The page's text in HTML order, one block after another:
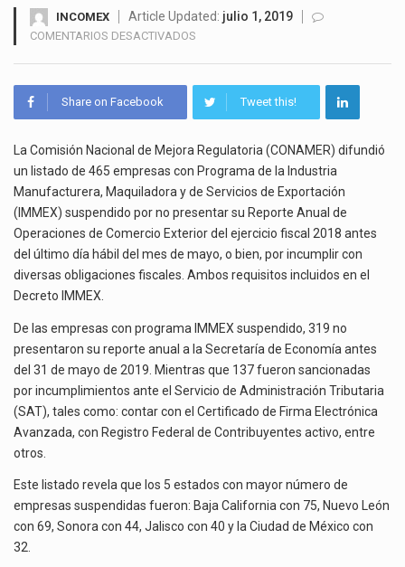
Los créditos fiscales determinados a empresas IMMEX rara vez nacen de una interpretación equivocada de…
La inversión fija bruta en México registró un aumento de 1.1% interanual en mayo de…
El gobierno de Estados Unidos anunciará un arancel del 15 % sobre los productos fabricados…
El Departamento de Agricultura de Estados Unidos (USDA) suspendió el 5 de agosto de 2026…
INCOMEX Article Updated: julio 1, 2019
COMENTARIOS DESACTIVADOS
456
IMMEX
SUSPENDIDAS
POR
PRESENTAR
REPORTE
ANUAL
Share on Facebook Tweet this!
La Comisión Nacional de Mejora Regulatoria (CONAMER) difundió
un listado de 465 empresas con Programa de la Industria
Manufacturera, Maquiladora y de Servicios de Exportación
(IMMEX) suspendido por no presentar su Reporte Anual de
Operaciones de Comercio Exterior del ejercicio fiscal 2018 antes
del último día hábil del mes de mayo, o bien, por incumplir con
diversas obligaciones fiscales. Ambos requisitos incluidos en el
Decreto IMMEX.
De las empresas con programa IMMEX suspendido, 319 no
presentaron su reporte anual a la Secretaría de Economía antes
del 31 de mayo de 2019. Mientras que 137 fueron sancionadas
por incumplimientos ante el Servicio de Administración Tributaria
(SAT), tales como: contar con el Certificado de Firma Electrónica
Avanzada, con Registro Federal de Contribuyentes activo, entre
otros.
Este listado revela que los 5 estados con mayor número de
empresas suspendidas fueron: Baja California con 75, Nuevo León
con 69, Sonora con 44, Jalisco con 40 y la Ciudad de México con
32.